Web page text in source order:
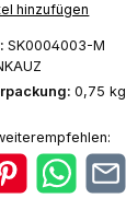
hinzufügen
SK0004003-M
0,75 kg